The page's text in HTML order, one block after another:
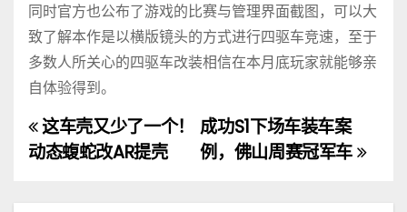
同时官方也公布了游戏的比赛与管理界面截图，可以大
致了解本作是以横版镜头的方式进行四驱车竞速，至于
多数人所关心的四驱车改装相信在本月底玩家就能够亲
自体验得到。
文
章
成功S1下场车装车案
例，佛山周赛冠军车
这车壳又少了一个！
动态蝮蛇改AR提壳